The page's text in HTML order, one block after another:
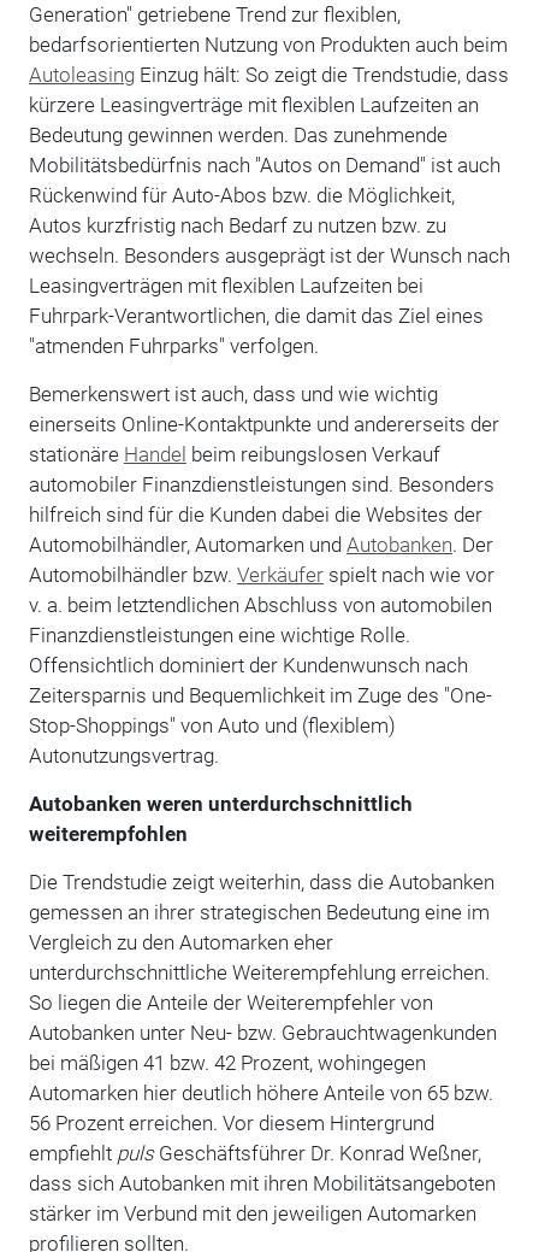
Generation" getriebene Trend zur flexiblen,
bedarfsorientierten Nutzung von Produkten auch beim
AutoleasingEinzug hält: So zeigt die Trendstudie, dass
kürzere Leasingverträge mit flexiblen Laufzeiten an
Bedeutung gewinnen werden. Das zunehmende
Mobilitätsbedürfnis nach "Autos on Demand" ist auch
Rückenwind für Auto-Abos bzw. die Möglichkeit,
Autos kurzfristig nach Bedarf zu nutzen bzw. zu
wechseln. Besonders ausgeprägt ist der Wunsch nach
Leasingverträgen mit flexiblen Laufzeiten bei
Fuhrpark-Verantwortlichen, die damit das Ziel eines
"atmenden Fuhrparks" verfolgen.
Bemerkenswert ist auch, dass und wie wichtig
einerseits Online-Kontaktpunkte und andererseits der
stationäre Handel beim reibungslosen Verkauf
automobiler Finanzdienstleistungen sind. Besonders
hilfreich sind für die Kunden dabei die Websites der
Automobilhändler, Automarken und Autobanken. Der
Automobilhändler bzw. Verkäuferspielt nach wie vor
v. a. beim letztendlichen Abschluss von automobilen
Finanzdienstleistungen eine wichtige Rolle.
Offensichtlich dominiert der Kundenwunsch nach
Zeitersparnis und Bequemlichkeit im Zuge des "One-
Stop-Shoppings" von Auto und (flexiblem)
Autonutzungsvertrag.
Autobanken weren unterdurchschnittlich
weiterempfohlen
Die Trendstudie zeigt weiterhin, dass die Autobanken
gemessen an ihrer strategischen Bedeutung eine im
Vergleich zu den Automarken eher
unterdurchschnittliche Weiterempfehlung erreichen.
So liegen die Anteile der Weiterempfehler von
Autobanken unter Neu- bzw. Gebrauchtwagenkunden
bei mäßigen 41 bzw. 42 Prozent, wohingegen
Automarken hier deutlich höhere Anteile von 65 bzw.
56 Prozent erreichen. Vor diesem Hintergrund
empfiehlt pulsGeschäftsführer Dr. Konrad Weßner,
dass sich Autobanken mit ihren Mobilitätsangeboten
stärker im Verbund mit den jeweiligen Automarken
profilieren sollten.